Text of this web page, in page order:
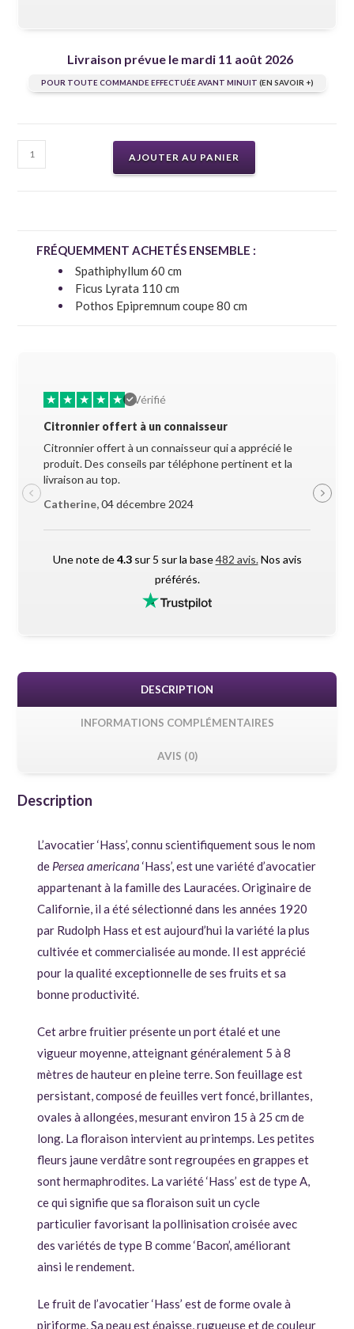
Livraison prévue le mardi 11 août 2026
POUR TOUTE COMMANDE EFFECTUÉE AVANT MINUIT (EN SAVOIR +)
AJOUTER AU PANIER
FRÉQUEMMENT ACHETÉS ENSEMBLE :
Spathiphyllum 60 cm
Ficus Lyrata 110 cm
Pothos Epipremnum coupe 80 cm
★ ★ ★ ★ ★
Vérifié
Citronnier offert à un connaisseur
Citronnier offert à un connaisseur qui a apprécié le
produit. Des conseils par téléphone pertinent et la
livraison au top.
Catherine,04 décembre 2024
Une note de4.3sur 5 sur la base482 avis.Nos avis
préférés.
DESCRIPTION
INFORMATIONS COMPLÉMENTAIRES
AVIS (0)
Description
L’avocatier ‘Hass’, connu scientifiquement sous le nom
de Persea americana ‘Hass’, est une variété d’avocatier
appartenant à la famille des Lauracées. Originaire de
Californie, il a été sélectionné dans les années 1920
par Rudolph Hass et est aujourd’hui la variété la plus
cultivée et commercialisée au monde. Il est apprécié
pour la qualité exceptionnelle de ses fruits et sa
bonne productivité.
Cet arbre fruitier présente un port étalé et une
vigueur moyenne, atteignant généralement 5 à 8
mètres de hauteur en pleine terre. Son feuillage est
persistant, composé de feuilles vert foncé, brillantes,
ovales à allongées, mesurant environ 15 à 25 cm de
long. La floraison intervient au printemps. Les petites
fleurs jaune verdâtre sont regroupées en grappes et
sont hermaphrodites. La variété ‘Hass’ est de type A,
ce qui signifie que sa floraison suit un cycle
particulier favorisant la pollinisation croisée avec
des variétés de type B comme ‘Bacon’, améliorant
ainsi le rendement.
Le fruit de l’avocatier ‘Hass’ est de forme ovale à
piriforme. Sa peau est épaisse, rugueuse et de couleur